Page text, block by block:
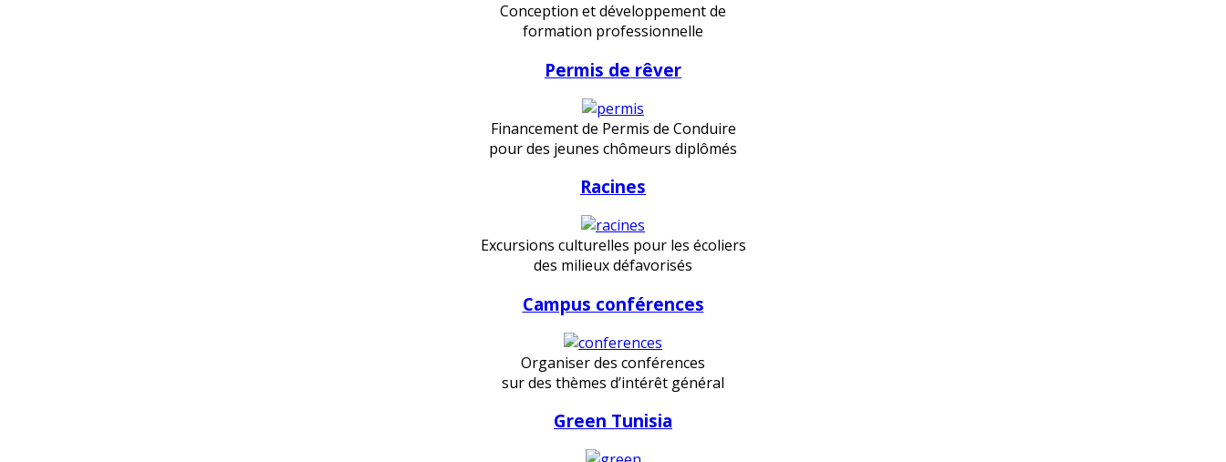
Conception et développement de
formation professionnelle
Permis de rêver
Financement de Permis de Conduire
pour des jeunes chômeurs diplômés
Racines
Excursions culturelles pour les écoliers
des milieux défavorisés
Campus conférences
Organiser des conférences
sur des thèmes d’intérêt général
Green Tunisia